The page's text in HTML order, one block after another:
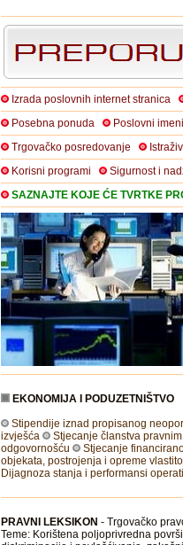
Izrada poslovnih internet stranica
Posebna ponuda
Poslovni
Trgovačko posredovanje
Korisni programi
Sigurnost i
SAZNAJTE KOJE ĆE TVRTKE
EKONOMIJA I PODUZETNIŠTVO
Stipendije iznad propisanog
izvješća
Stjecanje članstva
odgovornošću
Stjecanje
objekata, postrojenja i opreme
Dijagnoza stanja i performansi
PRAVNI LEKSIKON - Trgovačko
Teme: Korištena poljoprivredna